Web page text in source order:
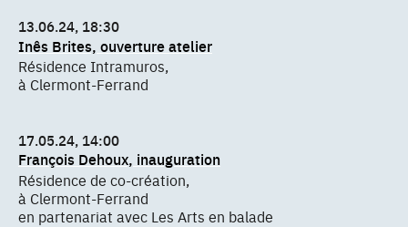
13.06.24, 18:30
Inês Brites, ouverture atelier
Résidence Intramuros,
à Clermont-Ferrand
17.05.24, 14:00
François Dehoux, inauguration
Résidence de co-création,
à Clermont-Ferrand
en partenariat avec Les Arts en balade